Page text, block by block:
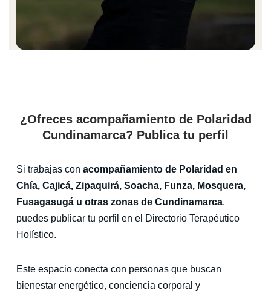
¿Ofreces acompañamiento de Polaridad
Cundinamarca? Publica tu perfil
Si trabajas con acompañamiento de Polaridad en
Chía, Cajicá, Zipaquirá, Soacha, Funza, Mosquera,
Fusagasugá u otras zonas de Cundinamarca,
puedes publicar tu perfil en el Directorio Terapéutico
Holístico.
Este espacio conecta con personas que buscan
bienestar energético, conciencia corporal y